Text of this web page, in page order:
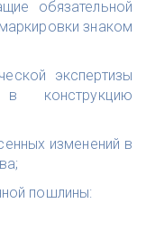
обязательной
знаком
экспертизы
конструкцию
изменений в
пошлины: